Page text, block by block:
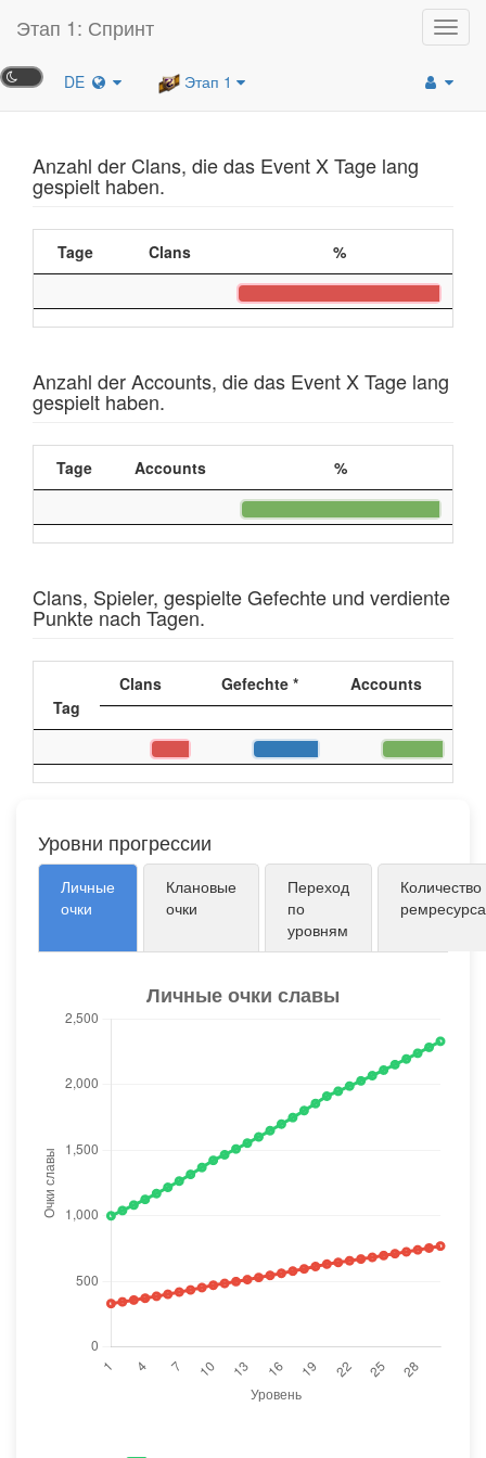
Этап 1: Спринт
DE Этап 1
Anzahl der Clans, die das Event X Tage lang
gespielt haben.
Tage Clans %
Anzahl der Accounts, die das Event X Tage lang
gespielt haben.
Tage Accounts %
Clans, Spieler, gespielte Gefechte und verdiente
Punkte nach Tagen.
Tag
Clans Gefechte * Accounts
Уровни прогрессии
Личные
очки
Клановые
очки
Переход
по
уровням
Количество
ремресурса